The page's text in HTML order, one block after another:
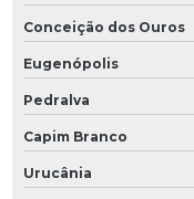
Conceição dos Ouros
Eugenópolis
Pedralva
Capim Branco
Urucânia